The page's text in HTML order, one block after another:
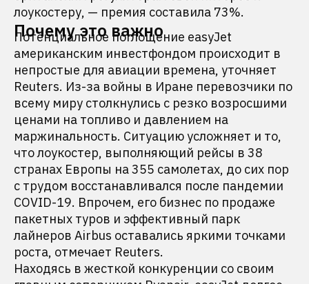
лоукостеру, — премия составила 73%.
Почему это важно
Потенциальное поглощение easyJet
американским инвестфондом происходит в
непростые для авиации времена, уточняет
Reuters. Из-за войны в Иране перевозчики по
всему миру столкнулись с резко возросшими
ценами на топливо и давлением на
маржинальность. Ситуацию усложняет и то,
что лоукостер, выполняющий рейсы в 38
странах Европы на 355 самолетах, до сих пор
с трудом восстанавливался после пандемии
COVID-19. Впрочем, его бизнес по продаже
пакетных туров и эффективный парк
лайнеров Airbus оставались яркими точками
роста, отмечает Reuters.
Находясь в жесткой конкуренции со своим